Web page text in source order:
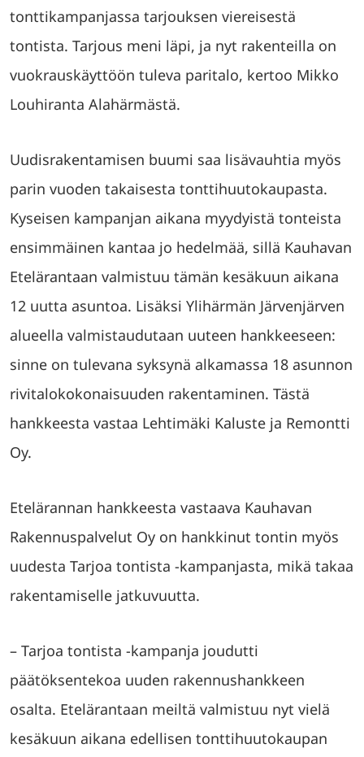
tonttikampanjassa tarjouksen viereisestä
tontista. Tarjous meni läpi, ja nyt rakenteilla on
vuokrauskäyttöön tuleva paritalo, kertoo Mikko
Louhiranta Alahärmästä.
Uudisrakentamisen buumi saa lisävauhtia myös
parin vuoden takaisesta tonttihuutokaupasta.
Kyseisen kampanjan aikana myydyistä tonteista
ensimmäinen kantaa jo hedelmää, sillä Kauhavan
Etelärantaan valmistuu tämän kesäkuun aikana
12 uutta asuntoa. Lisäksi Ylihärmän Järvenjärven
alueella valmistaudutaan uuteen hankkeeseen:
sinne on tulevana syksynä alkamassa 18 asunnon
rivitalokokonaisuuden rakentaminen. Tästä
hankkeesta vastaa Lehtimäki Kaluste ja Remontti
Oy.
Etelärannan hankkeesta vastaava Kauhavan
Rakennuspalvelut Oy on hankkinut tontin myös
uudesta Tarjoa tontista -kampanjasta, mikä takaa
rakentamiselle jatkuvuutta.
– Tarjoa tontista -kampanja joudutti
päätöksentekoa uuden rakennushankkeen
osalta. Etelärantaan meiltä valmistuu nyt vielä
kesäkuun aikana edellisen tonttihuutokaupan